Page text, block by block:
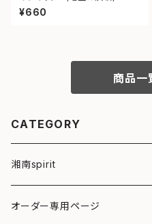
¥660
商品一
CATEGORY
湘南spirit
ポストカード
オーダー専用ページ